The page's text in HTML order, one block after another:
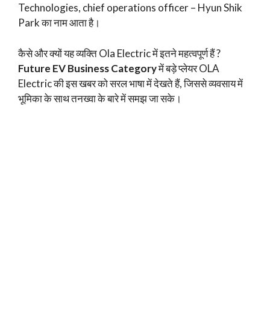
Technologies, chief operations officer – Hyun Shik
Park का नाम आता है।
कैसे और क्यों यह व्यक्ति Ola Electric में इतने महत्वपूर्ण हैं ?
Future EV Business Categoryमें बड़े प्लेयर OLA
Electric की इस खबर को सरल भाषा में देखते हैं, जिससे व्यवसाय में
भूमिका के साथ तनख्वा के बारे में समझ जा सके।